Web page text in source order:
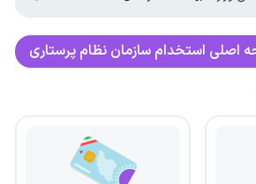
اصلی استخدام سازمان نظام پرستاری